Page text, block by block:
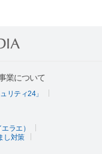
業について
リティ24」
ラエ）
し対策